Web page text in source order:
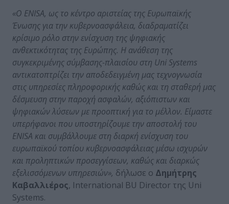
«Ο ENISA, ως το κέντρο αριστείας της Ευρωπαϊκής
Ένωσης για την κυβερνοασφάλεια, διαδραματίζει
κρίσιμο ρόλο στην ενίσχυση της ψηφιακής
ανθεκτικότητας της Ευρώπης. Η ανάθεση της
συγκεκριμένης σύμβασης-πλαισίου στη Uni Systems
αντικατοπτρίζει την αποδεδειγμένη μας τεχνογνωσία
στις υπηρεσίες πληροφορικής καθώς και τη σταθερή μας
δέσμευση στην παροχή ασφαλών, αξιόπιστων και
ψηφιακών λύσεων με προοπτική για το μέλλον. Είμαστε
υπερήφανοι που υποστηρίζουμε την αποστολή του
ENISA και συμβάλλουμε στη διαρκή ενίσχυση του
ευρωπαϊκού τοπίου κυβερνοασφάλειας μέσω ισχυρών
και προληπτικών προσεγγίσεων, καθώς και διαρκώς
εξελισσόμενων υπηρεσιών», δήλωσε ο Δημήτρης
Καβαλλιέρος, International BU Director της Uni
Systems.